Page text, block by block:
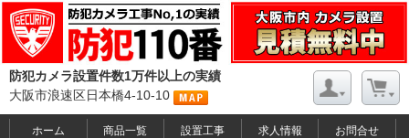
防犯カメラ設置件数1万件以上の実績
大阪市浪速区日本橋4-10-10
ホーム 商品一覧 設置工事 求人情報 お問合せ